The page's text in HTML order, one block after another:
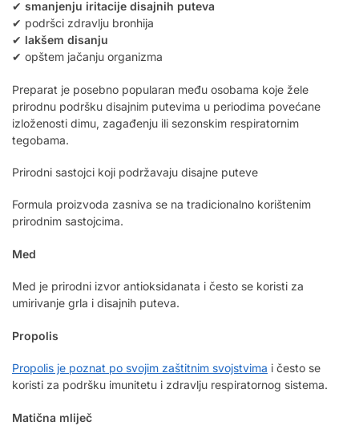
✔ smanjenju iritacije disajnih puteva
✔ podršci zdravlju bronhija
✔ lakšem disanju
✔ opštem jačanju organizma
Preparat je posebno popularan među osobama koje žele
prirodnu podršku disajnim putevima u periodima povećane
izloženosti dimu, zagađenju ili sezonskim respiratornim
tegobama.
Prirodni sastojci koji podržavaju disajne puteve
Formula proizvoda zasniva se na tradicionalno korištenim
prirodnim sastojcima.
Med
Med je prirodni izvor antioksidanata i često se koristi za
umirivanje grla i disajnih puteva.
Propolis
Propolis je poznat po svojim zaštitnim svojstvima i često se
koristi za podršku imunitetu i zdravlju respiratornog sistema.
Matična mliječ